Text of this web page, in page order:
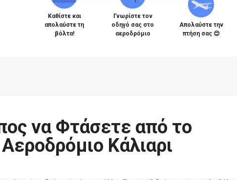
Καθίστε και
απολαύστε τη
βόλτα!
Γνωρίστε τον
οδηγό σας στο
αεροδρόμιο
Απολαύστε την
πτήση σας 😊
να Φτάσετε από το
Κάλιαρι